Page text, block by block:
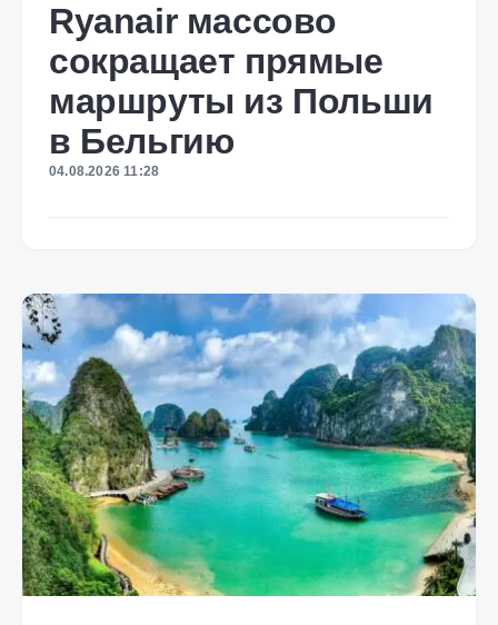
Ryanair массово
сокращает прямые
маршруты из Польши
в Бельгию
04.08.2026 11:28